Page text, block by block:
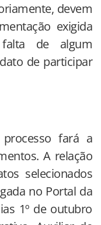
devem
exigida
de algum
de participar
fará a
A relação
selecionados
no Portal da
1º de outubro